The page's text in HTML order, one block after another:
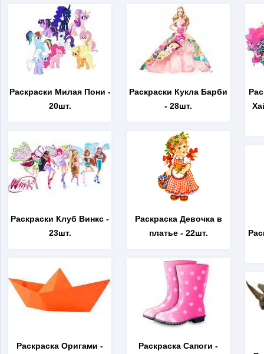
Раскраски Милая Пони -
20шт.
Раскраски Клуб Винкс -
23шт.
Раскраска Оригами -
Раскраски Кукла Барби
- 28шт.
Раскраска Девочка в
платье- 22шт.
Раскраска Сапоги -